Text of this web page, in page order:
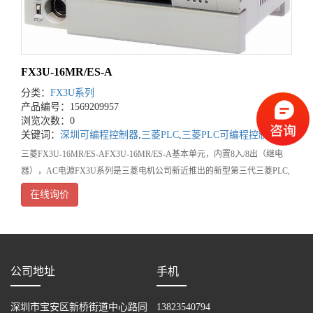
FX3U-16MR/ES-A
分类： FX3U系列
产品编号：1569209957
浏览次数：0
关键词： 深圳可编程控制器,三菱PLC,三菱PLC可编程控制器
三菱FX3U-16MR/ES-AFX3U-16MR/ES-A基本单元，内置8入/8出（继电
器），AC电源FX3U系列是三菱电机公司新近推出的新型第三代三菱PLC,
可能称得上是小型至尊产品。基本性能大幅提升，晶体管输出型的基本
在线询价
公司地址
深圳市宝安区新桥街道中心路同
手机
13823540794